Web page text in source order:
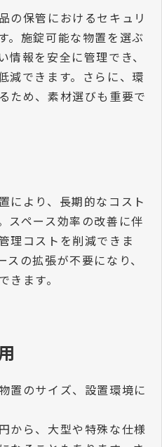
の保管におけるセキュリ
。施錠可能な物置を選ぶ
情報を安全に管理でき、
減できます。さらに、環
ため、素材選びも重要で
により、長期的なコスト
スペース効率の改善に伴
理コストを削減できま
の拡張が不要になり、
ます。
置のサイズ、設置環境に
から、大型や特殊な仕様